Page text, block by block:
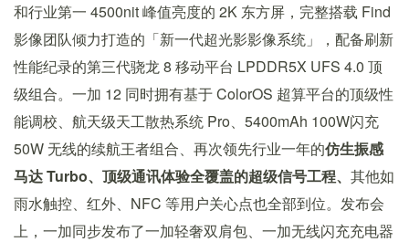
和行业第一 4500nit 峰值亮度的 2K 东方屏，完整搭载 Find
影像团队倾力打造的「新一代超光影影像系统」，配备刷新
性能纪录的第三代骁龙 8 移动平台 LPDDR5X UFS 4.0 顶
级组合。一加 12 同时拥有基于 ColorOS 超算平台的顶级性
能调校、航天级天工散热系统 Pro、5400mAh 100W闪充
50W 无线的续航王者组合、再次领先行业一年的仿生振感
马达 Turbo、顶级通讯体验全覆盖的超级信号工程、 其他如
雨水触控、红外、NFC 等用户关心点也全部到位。发布会
上，一加同步发布了一加轻奢双肩包、一加无线闪充充电器